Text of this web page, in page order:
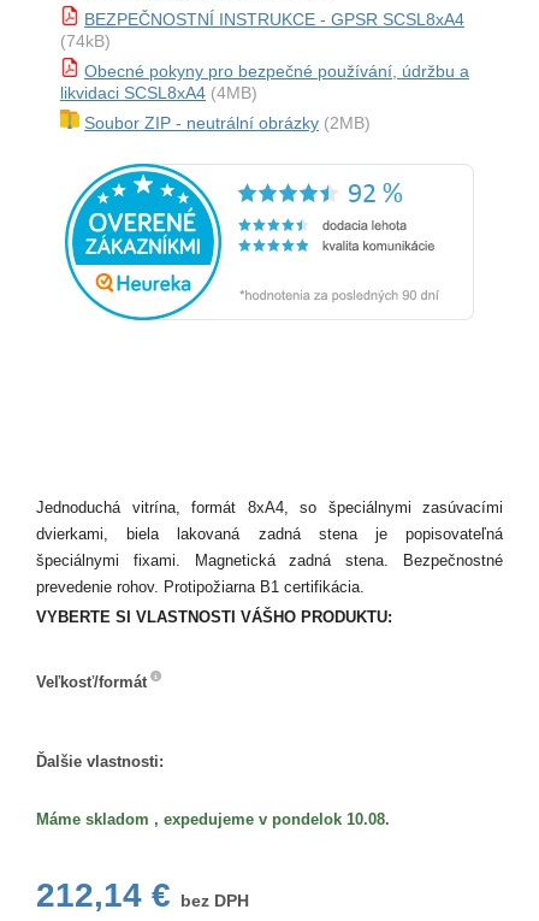
BEZPEČNOSTNÍ INSTRUKCE - GPSR SCSL8xA4
(74kB)
Obecné pokyny pro bezpečné používání, údržbu a
likvidaci SCSL8xA4 (4MB)
Soubor ZIP - neutrální obrázky (2MB)
Jednoduchá vitrína, formát 8xA4, so špeciálnymi zasúvacími
dvierkami, biela lakovaná zadná stena je popisovateľná
špeciálnymi fixami. Magnetická zadná stena. Bezpečnostné
prevedenie rohov. Protipožiarna B1 certifikácia.
VYBERTE SI VLASTNOSTI VÁŠHO PRODUKTU:
Veľkosť/formát
Ďalšie vlastnosti:
Máme skladom , expedujeme v pondelok 10.08.
212,14 €
bez DPH